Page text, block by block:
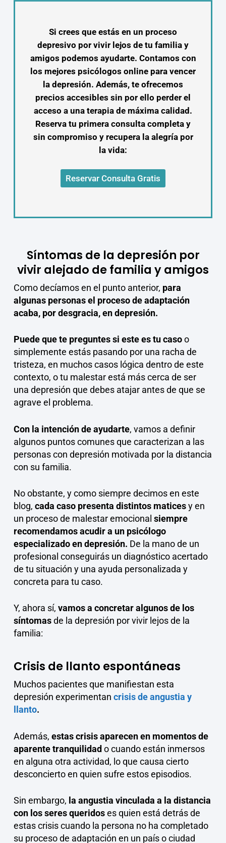
Si crees que estás en un proceso
depresivo por vivir lejos de tu familia y
amigos podemos ayudarte. Contamos con
los mejores psicólogos online para vencer
la depresión. Además, te ofrecemos
precios accesibles sin por ello perder el
acceso a una terapia de máxima calidad.
Reserva tu primera consulta completa y
sin compromiso y recupera la alegría por
la vida:
Reservar Consulta Gratis
Síntomas de la depresión por
vivir alejado de familia y amigos
Como decíamos en el punto anterior, para
algunas personas el proceso de adaptación
acaba, por desgracia, en depresión.
Puede que te preguntes si este es tu casoo
simplemente estás pasando por una racha de
tristeza, en muchos casos lógica dentro de este
contexto, o tu malestar está más cerca de ser
una depresión que debes atajar antes de que se
agrave el problema.
Con la intención de ayudarte, vamos a definir
algunos puntos comunes que caracterizan a las
personas con depresión motivada por la distancia
con su familia.
No obstante, y como siempre decimos en este
blog, cada caso presenta distintos maticesy en
un proceso de malestar emocional siempre
recomendamos acudir a un psicólogo
especializado en depresión. De la mano de un
profesional conseguirás un diagnóstico acertado
de tu situación y una ayuda personalizada y
concreta para tu caso.
Y, ahora sí, vamos a concretar algunos de los
síntomasde la depresión por vivir lejos de la
familia:
Crisis de llanto espontáneas
Muchos pacientes que manifiestan esta
depresión experimentan crisis de angustia y
llanto.
Además, estas crisis aparecen en momentos de
aparente tranquilidado cuando están inmersos
en alguna otra actividad, lo que causa cierto
desconcierto en quien sufre estos episodios.
Sin embargo, la angustia vinculada a la distancia
con los seres queridoses quien está detrás de
estas crisis cuando la persona no ha completado
su proceso de adaptación en un país o ciudad